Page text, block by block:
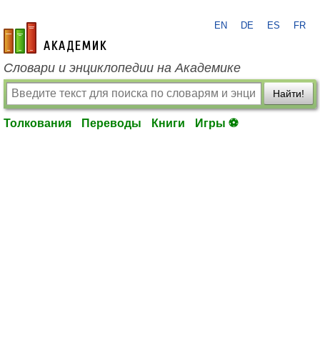
academic.ru
EN DE ES FR
Словари и энциклопедии на Академике
Найти!
Толкования Переводы Книги Игры ⚽